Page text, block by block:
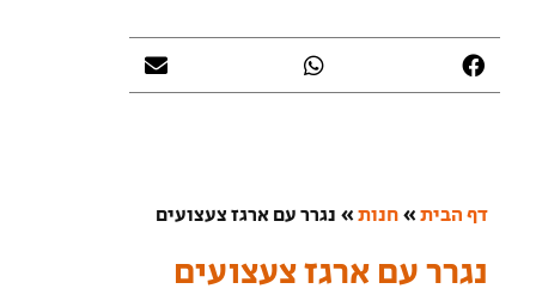
דף הבית»חנות»נגרר עם ארגז צעצועים
נגרר עם ארגז צעצועים